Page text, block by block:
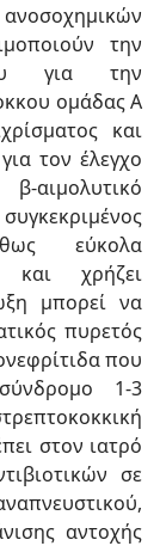
την
για την
ομάδας Α
και
τον έλεγχο
εύκολα
και χρήζει
μπορεί να
πυρετός
που
1-3
στον ιατρό
σε
αντοχής